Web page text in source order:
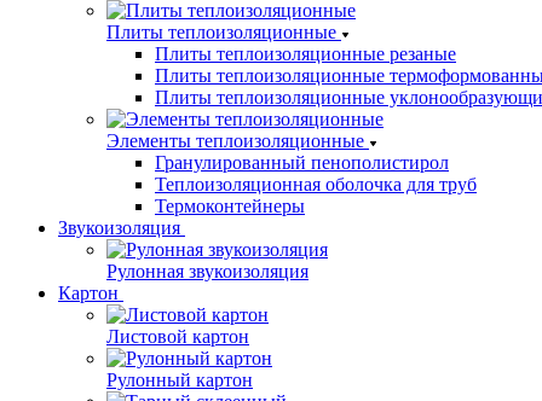
Плиты теплоизоляционные
Плиты теплоизоляционные резаные
Плиты теплоизоляционные
Плиты теплоизоляционные
Элементы теплоизоляционные
Гранулированный пенополистирол
Теплоизоляционная оболочка для труб
Термоконтейнеры
Звукоизоляция
Рулонная звукоизоляция
Картон
Листовой картон
Рулонный картон